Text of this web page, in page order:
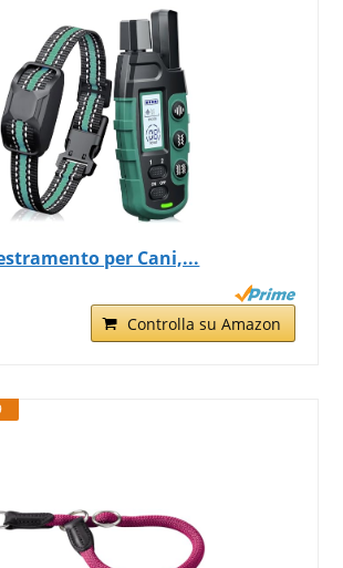
per Cani,...
Controlla su Amazon